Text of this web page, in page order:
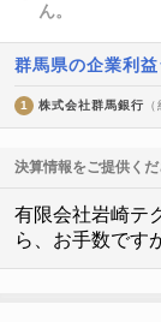
ん。
群馬県の企業利
1 株式会社群馬銀行
決算情報をご提供く
有限会社岩崎テ
ら、お手数です